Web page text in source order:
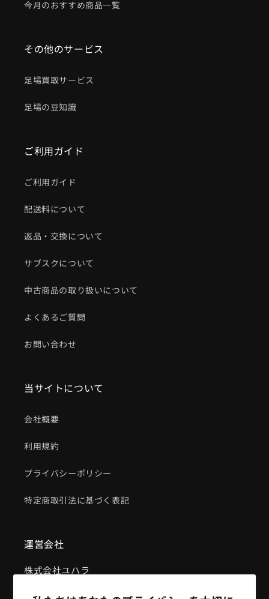
今月のおすすめ商品一覧
その他のサービス
足場買取サービス
足場の豆知識
ご利用ガイド
ご利用ガイド
配送料について
返品・交換について
サブスクについて
中古商品の取り扱いについて
よくあるご質問
お問い合わせ
当サイトについて
会社概要
利用規約
プライバシーポリシー
特定商取引法に基づく表記
運営会社
株式会社ユハラ